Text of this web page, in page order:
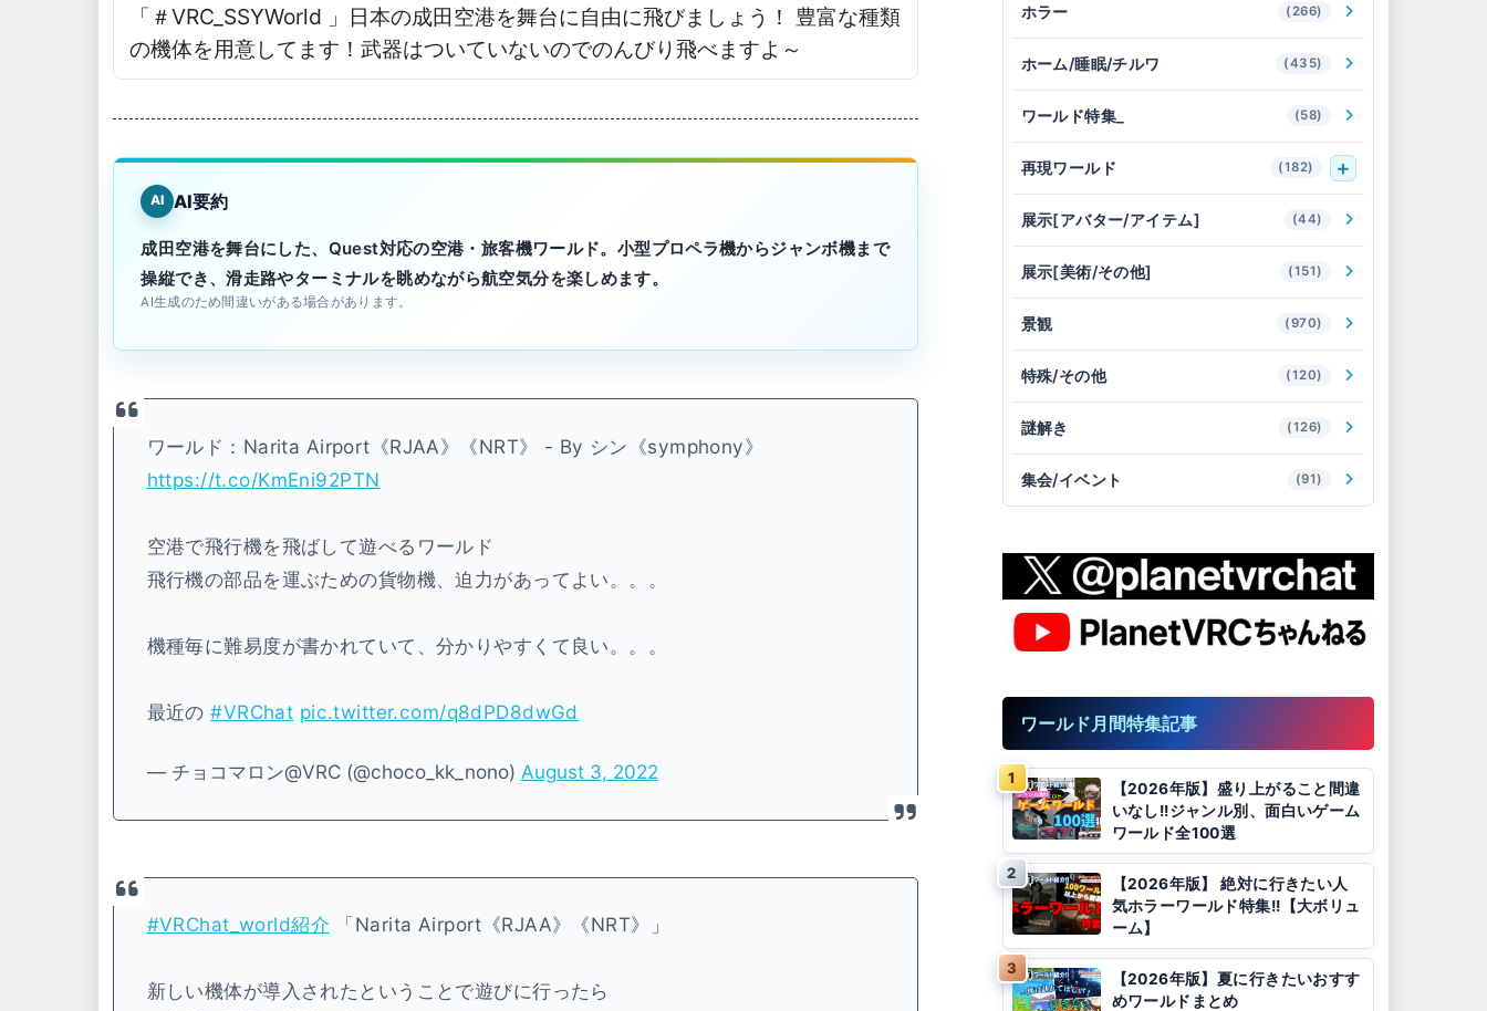
「＃VRC_SSYWorld 」日本の成田空港を舞台に自由に飛びましょう！ 豊富な種類
の機体を用意してます！武器はついていないのでのんびり飛べますよ～
AI AI要約
成田空港を舞台にした、Quest対応の空港・旅客機ワールド。小型プロペラ機からジャンボ機まで
操縦でき、滑走路やターミナルを眺めながら航空気分を楽しめます。
AI生成のため間違いがある場合があります。
ワールド：Narita Airport《RJAA》《NRT》 - By シン《symphony》
https://t.co/KmEni92PTN
空港で飛行機を飛ばして遊べるワールド
飛行機の部品を運ぶための貨物機、迫力があってよい。。。
機種毎に難易度が書かれていて、分かりやすくて良い。。。
最近の#VRChat pic.twitter.com/q8dPD8dwGd
— チョコマロン@VRC (@choco_kk_nono) August 3, 2022
#VRChat_world紹介 「Narita Airport《RJAA》《NRT》」
新しい機体が導入されたということで遊びに行ったら
ホラー (266)
ホーム/睡眠/チルワ (435)
ワールド特集_ (58)
再現ワールド (182)
展示[アバター/アイテム] (44)
展示[美術/その他] (151)
景観 (970)
特殊/その他 (120)
謎解き (126)
集会/イベント (91)
ワールド月間特集記事
【2026年版】盛り上がること間違
いなし!!ジャンル別、面白いゲーム
ワールド全100選
【2026年版】 絶対に行きたい人
気ホラーワールド特集!!【大ボリュ
ーム】
【2026年版】夏に行きたいおすす
めワールドまとめ